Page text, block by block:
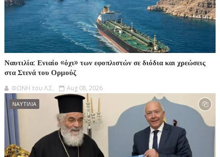
Ναυτιλία: Ενιαίο «όχι» των εφοπλιστών σε διόδια και χρεώσεις
στα Στενά του Ορμούζ
ΦΩΝΗ του Λ.Σ. Aug 08, 2026
ΝΑΥΤΙΛΙΑ